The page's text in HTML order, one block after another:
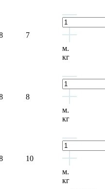
7
м.
кг
8
м.
кг
10
м.
кг